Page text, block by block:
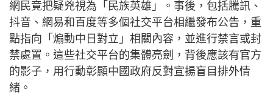
網民竟把疑兇視為「民族英雄」。事後，包括騰訊、
抖音、網易和百度等多個社交平台相繼發布公告，重
點指向「煽動中日對立」相關內容，並進行禁言或封
禁處置。這些社交平台的集體亮劍，背後應該有官方
的影子，用行動彰顯中國政府反對宣揚盲目排外情
緒。